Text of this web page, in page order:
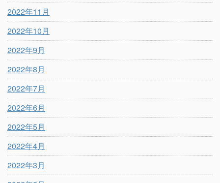
2022年11月
2022年10月
2022年9月
2022年8月
2022年7月
2022年6月
2022年5月
2022年4月
2022年3月